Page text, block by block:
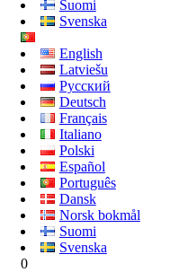
Suomi
Svenska
English
Latviešu
Русский
Deutsch
Français
Italiano
Polski
Español
Português
Dansk
Norsk bokmål
Suomi
Svenska
0